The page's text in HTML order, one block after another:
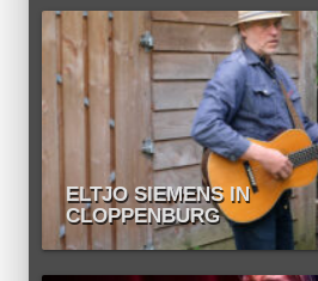
ELTJO SIEMENS IN
CLOPPENBURG